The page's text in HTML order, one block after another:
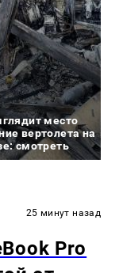
место
вертолета на
смотреть
25 минут назад
Pro